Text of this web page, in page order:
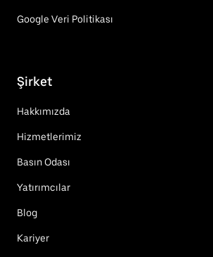
Google Veri Politikası
Şirket
Hakkımızda
Hizmetlerimiz
Basın Odası
Yatırımcılar
Blog
Kariyer